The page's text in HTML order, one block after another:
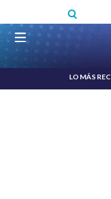
MÍNIMO NO DESTRUYÓ
LO MÁS